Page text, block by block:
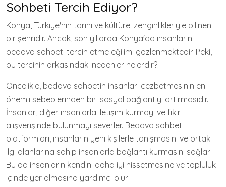
Sohbeti Tercih Ediyor?
Konya, Türkiye'nin tarihi ve kültürel zenginlikleriyle bilinen
bir şehridir. Ancak, son yıllarda Konya'da insanların
bedava sohbeti tercih etme eğilimi gözlenmektedir. Peki,
bu tercihin arkasındaki nedenler nelerdir?
Öncelikle, bedava sohbetin insanları cezbetmesinin en
önemli sebeplerinden biri sosyal bağlantıyı artırmasıdır.
İnsanlar, diğer insanlarla iletişim kurmayı ve fikir
alışverişinde bulunmayı severler. Bedava sohbet
platformları, insanların yeni kişilerle tanışmasını ve ortak
ilgi alanlarına sahip insanlarla bağlantı kurmasını sağlar.
Bu da insanların kendini daha iyi hissetmesine ve topluluk
içinde yer almasına yardımcı olur.